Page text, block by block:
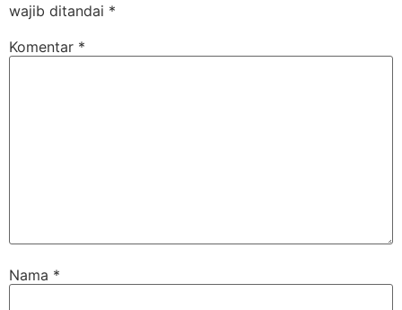
wajib ditandai *
Komentar *
Nama *